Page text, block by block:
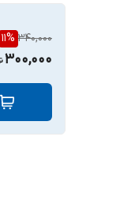
340,000
11%
300,000